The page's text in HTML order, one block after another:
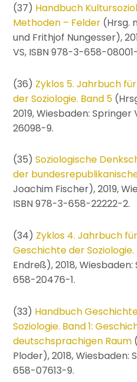
(37) Handbuch
Methoden – Felder (Hrsg.
und Frithjof Nungesser),
VS, ISBN 978-3-658-
(36) Zyklos 5. Jahrbuch
der Soziologie. Band 5
2019, Wiesbaden: Springer
26098-9.
(35)Soziologische
der
Joachim Fischer), 2019,
ISBN 978-3-658-22222-2.
(34) Zyklos 4. Jahrbuch
Geschichte der Soziologie.
Endreß), 2018,
658-20476-1.
(33) Handbuch
Soziologie. Band 1:
deutschsprachigen Raum
Ploder), 2018, Wiesbaden:
658-07613-9.